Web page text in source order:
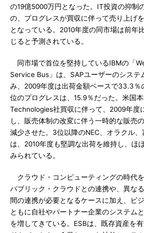
の19億5000万円となった。IT投資の抑制
の、プログレスが買収に伴って売り上げ
となっている。2010年度の同市場は前年
じると予測されている。
同市場で首位を堅持しているIBMの「
Service Bus」は、SAPユーザーのシステ
み、2009年度は出荷金額ベースで33.3％
位のプログレスは、15.9％だった。米国
Technologies社買収に伴って、2009年度
し、販売体制の改変に伴う一時的な販売
減少させた。3位以降のNEC、オラクル
は、2010年度も堅調な出荷を維持し、ほ
みられている。
クラウド・コンピューティングの時代
パブリック・クラウドとの連携や、異な
間の連携が必要となるケースに加え、ビ
ともに自社やパートナー企業のシステム
を増してきている。ESBは、既存資産を